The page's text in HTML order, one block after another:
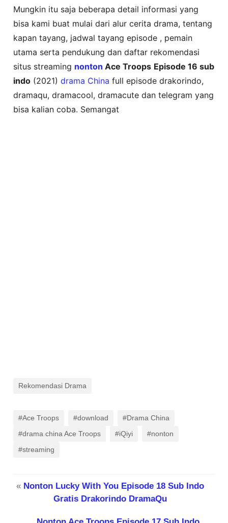
Mungkin itu saja beberapa detail informasi yang
bisa kami buat mulai dari alur cerita drama, tentang
kapan tayang, jadwal tayang episode , pemain
utama serta pendukung dan daftar rekomendasi
situs streaming nonton Ace Troops Episode 16 sub
indo (2021)drama China full episode drakorindo,
dramaqu, dramacool, dramacute dan telegram yang
bisa kalian coba. Semangat
Rekomendasi Drama
#Ace Troops #download
#Drama China
#drama china Ace Troops
#iQiyi
#nonton
#streaming
« Nonton Lucky With You Episode 18 Sub Indo
Gratis Drakorindo DramaQu